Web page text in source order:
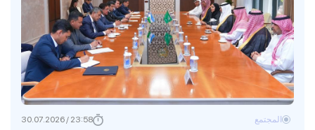
المجتمع 23:58 / 30.07.2026